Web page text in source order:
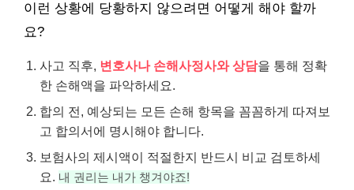
이런 상황에 당황하지 않으려면 어떻게 해야 할까
요?
사고 직후, 변호사나 손해사정사와 상담을 통해 정확
한 손해액을 파악하세요.
합의 전, 예상되는 모든 손해 항목을 꼼꼼하게 따져보
고 합의서에 명시해야 합니다.
보험사의 제시액이 적절한지 반드시 비교 검토하세
요. 내 권리는 내가 챙겨야죠!